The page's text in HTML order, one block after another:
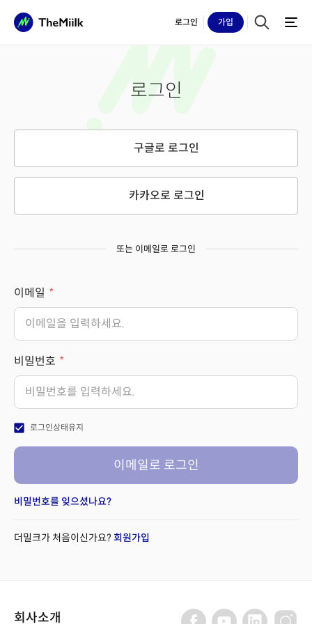
로그인 가입
로그인
구글로 로그인
카카오로 로그인
또는 이메일로 로그인
이메일
비밀번호
check_box 로그인상태유지
이메일로 로그인
비밀번호를 잊으셨나요?
더밀크가 처음이신가요? 회원가입
회사소개